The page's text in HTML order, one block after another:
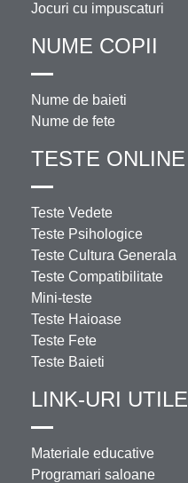
Jocuri cu impuscaturi
NUME COPII
Nume de baieti
Nume de fete
TESTE ONLINE
Teste Vedete
Teste Psihologice
Teste Cultura Generala
Teste Compatibilitate
Mini-teste
Teste Haioase
Teste Fete
Teste Baieti
LINK-URI UTILE
Materiale educative
Programari saloane